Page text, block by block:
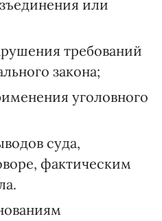
или
требований
закона;
уголовного
суда,
фактическим